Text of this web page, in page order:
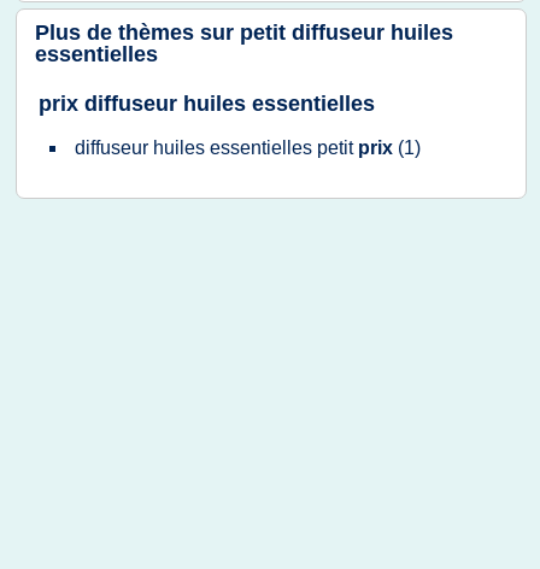
Plus de thèmes sur petit diffuseur huiles
essentielles
prix diffuseur huiles essentielles
diffuseur huiles essentielles petit prix (1)